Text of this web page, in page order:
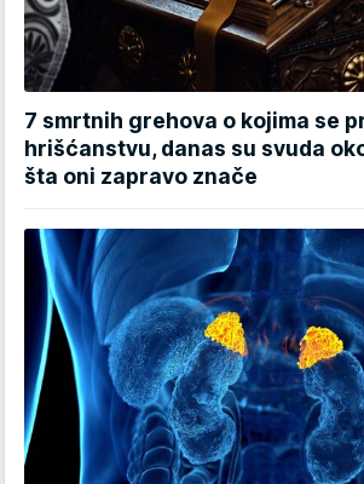
7 smrtnih grehova o kojima se
hrišćanstvu, danas su svuda
šta oni zapravo znače